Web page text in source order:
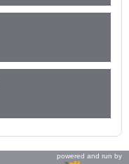
powered and run by